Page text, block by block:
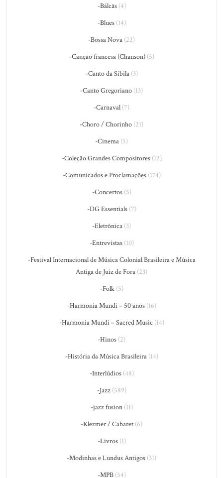
-Bálcãs(4)
-Blues(14)
-Bossa Nova (22)
-Canção francesa (Chanson)(5)
-Canto da Sibila(3)
-Canto Gregoriano (13)
-Carnaval (7)
-Choro / Chorinho (21)
-Cinema (5)
-Coleção Grandes Compositores(12)
-Comunicados e Proclamações(174)
-Concertos(5)
-DG Essentials(7)
-Eletrônica (3)
-Entrevistas(10)
-Festival Internacional de Música Colonial Brasileira e Música
Antiga de Juiz de Fora (23)
-Folk(5)
-Harmonia Mundi – 50 anos(16)
-Harmonia Mundi – Sacred Music (14)
-Hinos (2)
-História da Música Brasileira(14)
-Interlúdios(48)
-Jazz(589)
-jazz fusion(11)
-Klezmer / Cabaret (6)
-Livros(1)
-Modinhas e Lundus Antigos (31)
-MPB(54)